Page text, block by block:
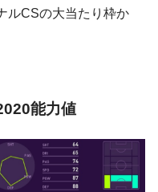
ルCSの大当たり枠か
能力値